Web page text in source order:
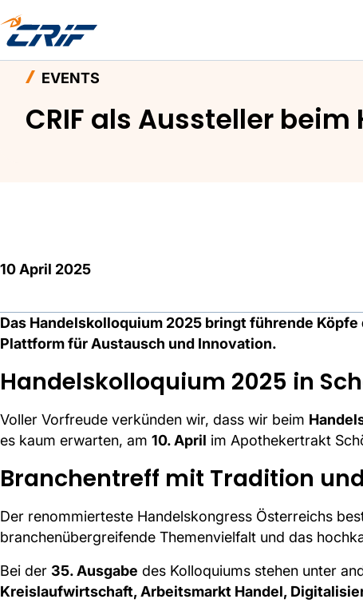
Home
EVENTS
CRIF als Aussteller
10 April 2025
Das Handelskolloquium 2025 bringt führende
Plattform für Austausch und Innovation.
Handelskolloquium 2025 in
Voller Vorfreude verkünden wir, dass wir beim
es kaum erwarten, am 10. April im Apothekertrakt
Branchentreff mit Tradition
Der renommierteste Handelskongress Österreichs
branchenübergreifende Themenvielfalt und das
Bei der 35. Ausgabe des Kolloquiums stehen unter
Kreislaufwirtschaft, Arbeitsmarkt Handel,